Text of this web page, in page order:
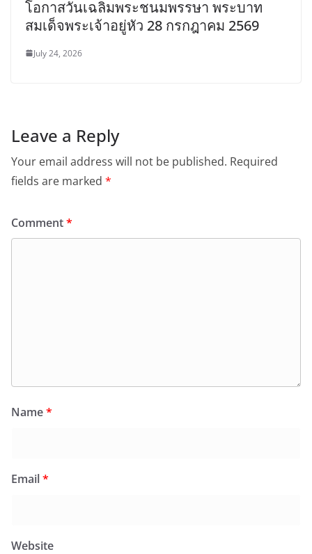
โอกาสวันเฉลิมพระชนมพรรษา พระบาท
สมเด็จพระเจ้าอยู่หัว 28 กรกฎาคม 2569
July 24, 2026
Leave a Reply
Your email address will not be published. Required
fields are marked *
Comment*
Name*
Email*
Website